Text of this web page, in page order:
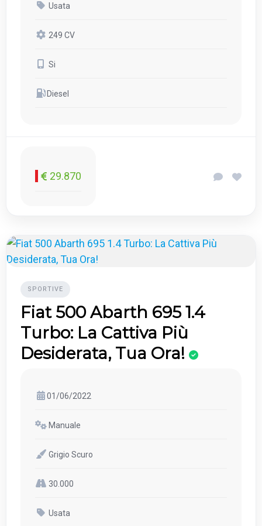
Usata
249 CV
Si
Diesel
29.870
SPORTIVE
Fiat 500 Abarth 695 1.4
Turbo: La Cattiva Più
Desiderata, Tua Ora!
01/06/2022
Manuale
Grigio Scuro
30.000
Usata